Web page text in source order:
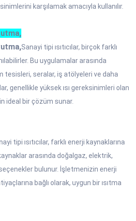
karşılamak amacıyla kullanılır.
Sanayi tipi ısıtıcılar, birçok farklı
Bu uygulamalar arasında
tesisleri, seralar, iş atölyeleri ve daha
genellikle yüksek ısı gereksinimleri olan
ideal bir çözüm sunar.
tipi ısıtıcılar, farklı enerji kaynaklarına
arasında doğalgaz, elektrik,
bulunur. İşletmenizin enerji
bağlı olarak, uygun bir ısıtma